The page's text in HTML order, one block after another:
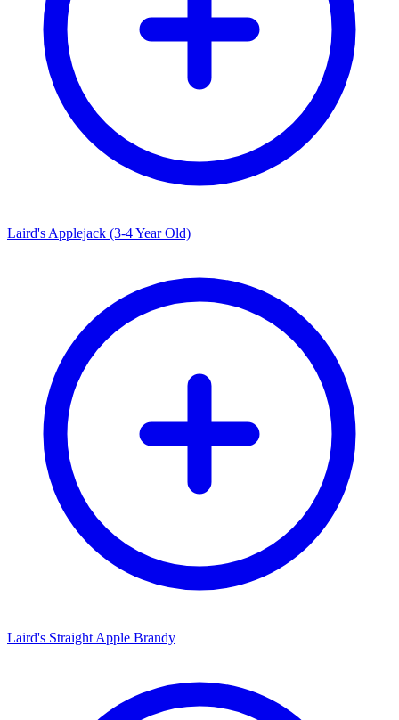
Laird's Applejack (3-4 Year Old)
Laird's Straight Apple Brandy